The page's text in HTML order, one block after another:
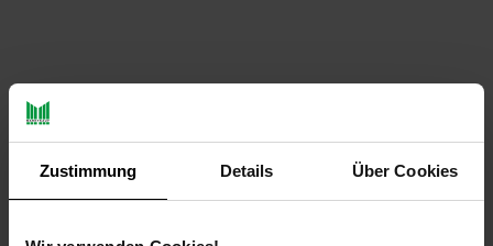
Zustimmung Details Über Cookies
PAYBACK